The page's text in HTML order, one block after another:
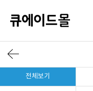
전체보기